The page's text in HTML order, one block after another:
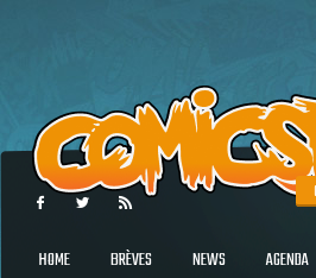
HOME BRÈVES NEWS AGENDA